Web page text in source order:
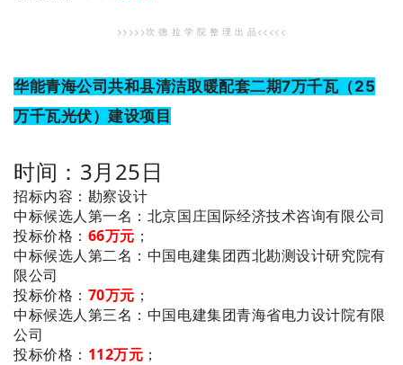
>>>>>坎 德 拉 学 院 整 理 出 品<<<<<
华能青海公司共和县清洁取暖配套二期7万千瓦（25
万千瓦光伏）建设项目
时间：3月25日
招标内容：勘察设计
中标候选人第一名 ：北京国庄国际经济技术咨询有限公司
投标价格： 66万元 ；
中标候选人第二名 ：中国电建集团西北勘测设计研究院有
限公司
投标价格： 70万元 ；
中标候选人第三名 ：中国电建集团青海省电力设计院有限
公司
投标价格： 112万元 ；